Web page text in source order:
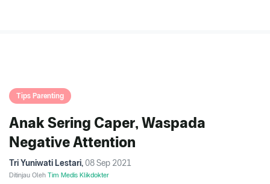
Tips Parenting
Anak Sering Caper, Waspada
Negative Attention
Tri Yuniwati Lestari, 08 Sep 2021
Ditinjau Oleh Tim Medis Klikdokter